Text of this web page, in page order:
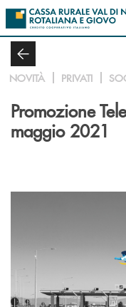
Salta al contenuto principale
NOVITÀ PRIVATI
Promozione
maggio 2021